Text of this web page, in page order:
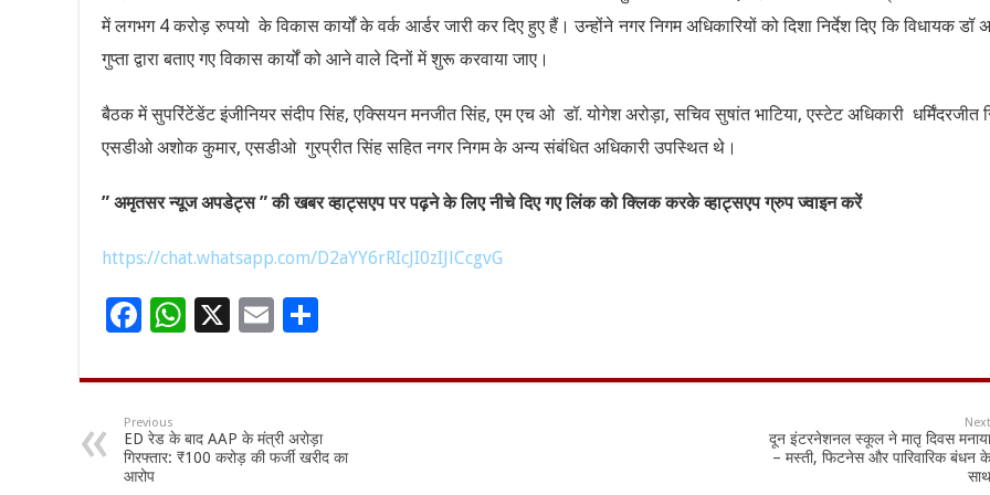
में लगभग 4 करोड़ रुपयो के विकास कार्यों के वर्क आर्डर जारी कर दिए हुए हैं। उन्होंने नगर निगम अधिकारियों को दिशा निर्देश दिए कि विधायक डॉ
गुप्ता द्वारा बताए गए विकास कार्यों को आने वाले दिनों में शुरू करवाया जाए।
बैठक में सुपरिंटेंडेंट इंजीनियर संदीप सिंह, एक्सियन मनजीत सिंह, एम एच ओ डॉ. योगेश अरोड़ा, सचिव सुषांत भाटिया, एस्टेट अधिकारी धर्मिंदरजीत
एसडीओ अशोक कुमार, एसडीओ गुरप्रीत सिंह सहित नगर निगम के अन्य संबंधित अधिकारी उपस्थित थे।
” अमृतसर न्यूज अपडेट्स ” की खबर व्हाट्सएप पर पढ़ने के लिए नीचे दिए गए लिंक को क्लिक करके व्हाट्सएप ग्रुप ज्वाइन करें
https://chat.whatsapp.com/D2aYY6rRIcJI0zIJlCcgvG
F
e
b
o
W
at
p
X
E
ai
l
ar
Previous
ED रेड के बाद AAP के मंत्री अरोड़ा
गिरफ्तार: ₹100 करोड़ की फर्जी खरीद का
आरोप
Next
दून इंटरनेशनल स्कूल ने मातृ दिवस मनाया
– मस्ती, फिटनेस और पारिवारिक बंधन के
साथ